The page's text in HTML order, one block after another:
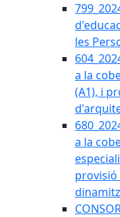
les
a la
(A1), i
a la